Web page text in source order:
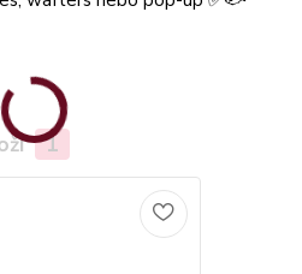
1